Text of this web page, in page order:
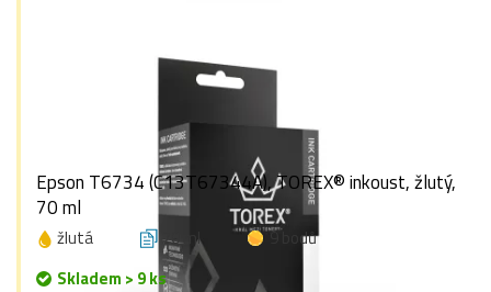
Epson T6734 (C13T67344A), TOREX® inkoust, žlutý,
70 ml
žlutá 70 ml
9 bodů
Skladem > 9 ks